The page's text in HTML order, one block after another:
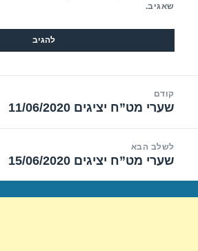
שאגיב.
קודם
הפוסט
שערי מט”ח יציגים 11/06/2020
לשלב הבא
הפוסט
שערי מט”ח יציגים 15/06/2020